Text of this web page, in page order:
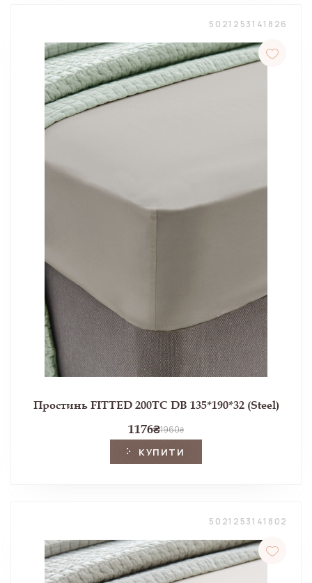
5021253141826
Простинь FITTED 200TC DB 135*190*32 (Steel)
1176₴1960₴
КУПИТИ
5021253141802